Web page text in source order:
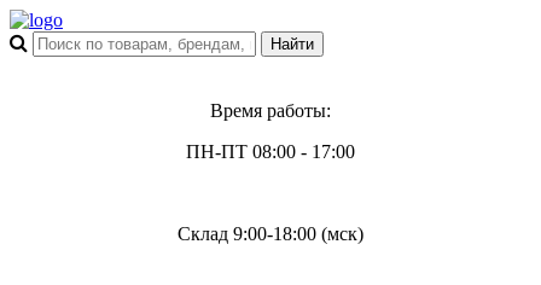
Время работы:
ПН-ПТ 08:00 - 17:00
Склад 9:00-18:00 (мск)